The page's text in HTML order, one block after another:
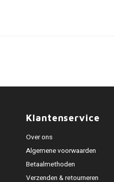
Klantenservice
Over ons
Algemene voorwaarden
Betaalmethoden
Verzenden & retourneren